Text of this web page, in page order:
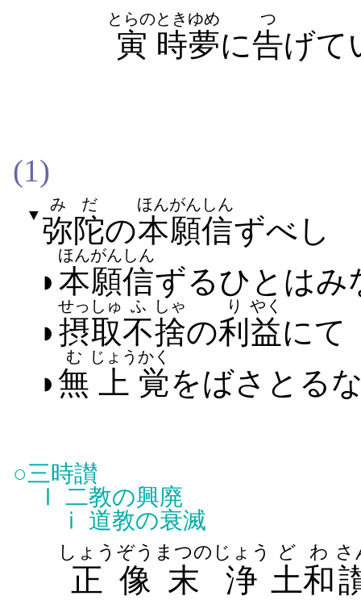
寅
とらの
時
とき
夢
ゆめ
に告
つ
げて
(1)
▼ 弥陀
みだ
の本願
ほんがん
信
しん
ず​べし
◗ 本願
ほんがん
信
しん
ずる​ひと​は​み
◗ 摂取
せっしゅ
不
ふ
捨
しゃ
の利
り
益
やく
にて
◗ 無
む
上
じょう
覚
かく
をば​さとる​
○三時讃
Ⅰ
二教の興廃
ⅰ
道教の衰滅
正
しょう
像
ぞう
末
まつの
浄
じょう
土
ど
和
わ さ